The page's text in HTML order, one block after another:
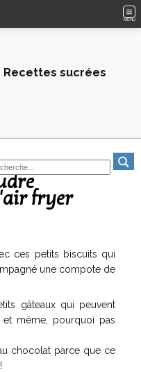
MENU
Recettes sucrées
fryer
ces petits biscuits qui
une compote de
gâteaux qui peuvent
même, pourquoi pas
chocolat parce que ce